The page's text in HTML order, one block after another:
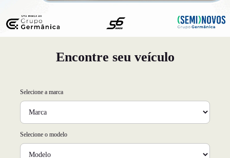
Encontre seu veículo
Selecione a marca
Selecione o modelo